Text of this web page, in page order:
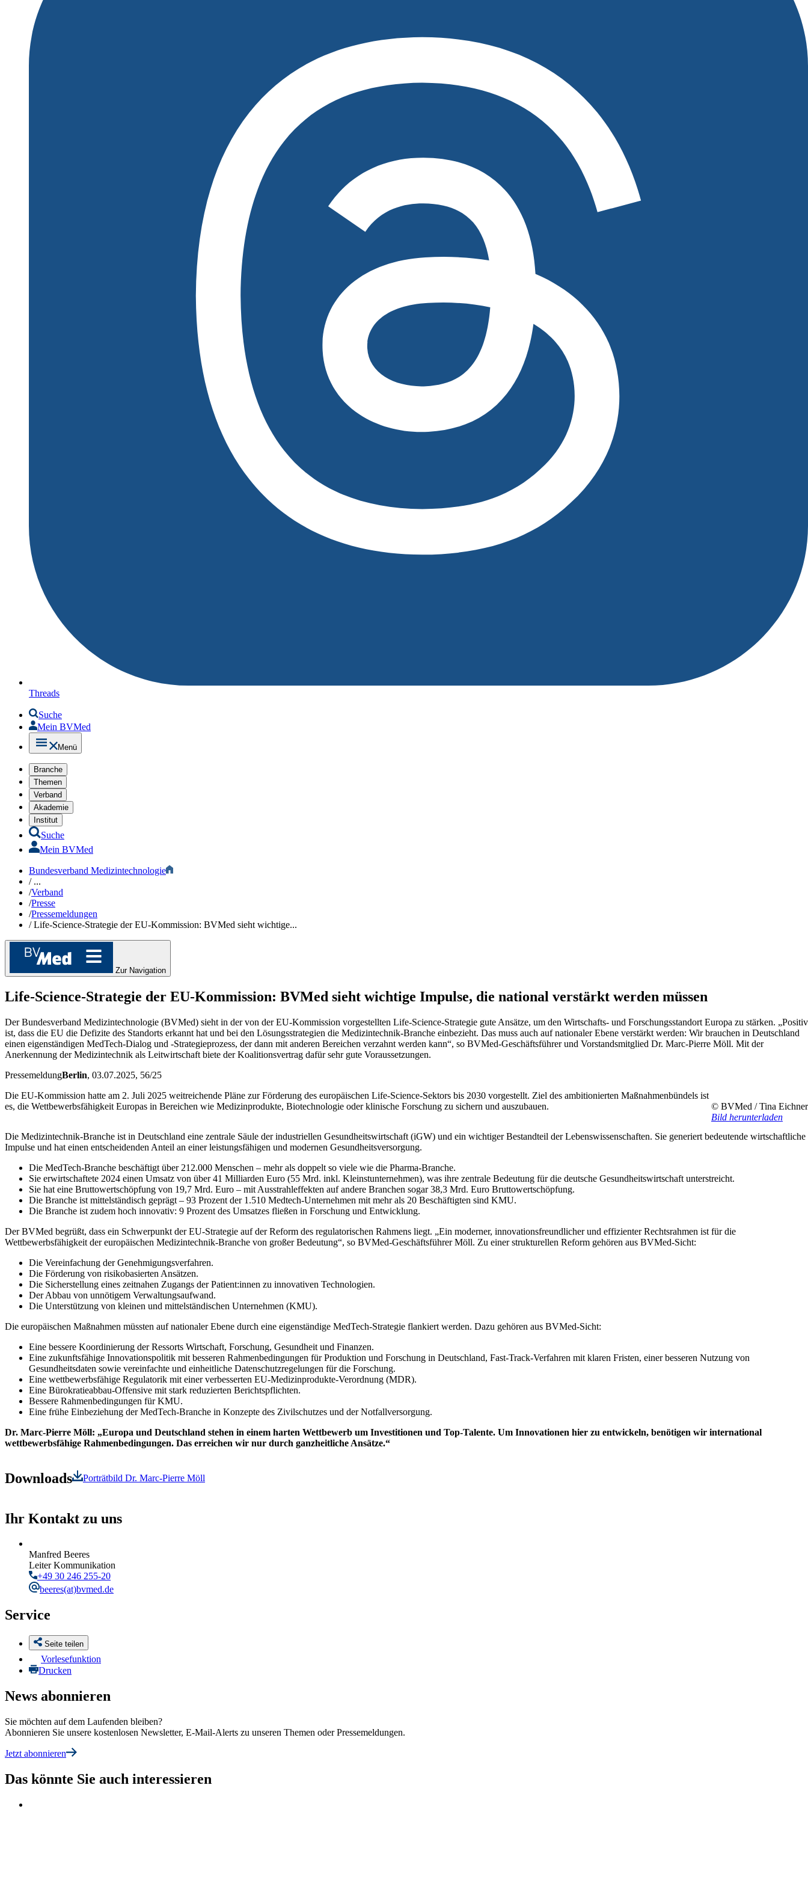
Threads
Suche
Mein BVMed
Menü
Branche
Themen
Verband
Akademie
Institut
Suche
Mein BVMed
Bundesverband Medizintechnologie
/...
/Verband
/Presse
/Pressemeldungen
/Life-Science-Strategie der EU-Kommission: BVMed sieht wichtige...
Zur Navigation
Life-Science-Strategie der EU-Kommission: BVMed sieht wichtige Impulse, die national verstärkt werden müssen
Der Bundesverband Medizintechnologie (BVMed) sieht in der von der EU-Kommission vorgestellten Life-Science-Strategie gute Ansätze, um den Wirtschafts- und Forschungsstandort Europa zu stärken. „Positiv
ist, dass die EU die Defizite des Standorts erkannt hat und bei den Lösungsstrategien die Medizintechnik-Branche einbezieht. Das muss auch auf nationaler Ebene verstärkt werden: Wir brauchen in Deutschland
einen eigenständigen MedTech-Dialog und -Strategieprozess, der dann mit anderen Bereichen verzahnt werden kann“, so BVMed-Geschäftsführer und Vorstandsmitglied Dr. Marc-Pierre Möll. Mit der
Anerkennung der Medizintechnik als Leitwirtschaft biete der Koalitionsvertrag dafür sehr gute Voraussetzungen.
PressemeldungBerlin, 03.07.2025, 56/25
© BVMed / Tina Eichner
Bild herunterladen
Die EU-Kommission hatte am 2. Juli 2025 weitreichende Pläne zur Förderung des europäischen Life-Science-Sektors bis 2030 vorgestellt. Ziel des ambitionierten Maßnahmenbündels ist
es, die Wettbewerbsfähigkeit Europas in Bereichen wie Medizinprodukte, Biotechnologie oder klinische Forschung zu sichern und auszubauen.
Die Medizintechnik-Branche ist in Deutschland eine zentrale Säule der industriellen Gesundheitswirtschaft (iGW) und ein wichtiger Bestandteil der Lebenswissenschaften. Sie generiert bedeutende wirtschaftliche
Impulse und hat einen entscheidenden Anteil an einer leistungsfähigen und modernen Gesundheitsversorgung.
Die MedTech-Branche beschäftigt über 212.000 Menschen – mehr als doppelt so viele wie die Pharma-Branche.
Sie erwirtschaftete 2024 einen Umsatz von über 41 Milliarden Euro (55 Mrd. inkl. Kleinstunternehmen), was ihre zentrale Bedeutung für die deutsche Gesundheitswirtschaft unterstreicht.
Sie hat eine Bruttowertschöpfung von 19,7 Mrd. Euro – mit Ausstrahleffekten auf andere Branchen sogar 38,3 Mrd. Euro Bruttowertschöpfung.
Die Branche ist mittelständisch geprägt – 93 Prozent der 1.510 Medtech-Unternehmen mit mehr als 20 Beschäftigten sind KMU.
Die Branche ist zudem hoch innovativ: 9 Prozent des Umsatzes fließen in Forschung und Entwicklung.
Der BVMed begrüßt, dass ein Schwerpunkt der EU-Strategie auf der Reform des regulatorischen Rahmens liegt. „Ein moderner, innovationsfreundlicher und effizienter Rechtsrahmen ist für die
Wettbewerbsfähigkeit der europäischen Medizintechnik-Branche von großer Bedeutung“, so BVMed-Geschäftsführer Möll. Zu einer strukturellen Reform gehören aus BVMed-Sicht:
Die Vereinfachung der Genehmigungsverfahren.
Die Förderung von risikobasierten Ansätzen.
Die Sicherstellung eines zeitnahen Zugangs der Patient:innen zu innovativen Technologien.
Der Abbau von unnötigem Verwaltungsaufwand.
Die Unterstützung von kleinen und mittelständischen Unternehmen (KMU).
Die europäischen Maßnahmen müssten auf nationaler Ebene durch eine eigenständige MedTech-Strategie flankiert werden. Dazu gehören aus BVMed-Sicht:
Eine bessere Koordinierung der Ressorts Wirtschaft, Forschung, Gesundheit und Finanzen.
Eine zukunftsfähige Innovationspolitik mit besseren Rahmenbedingungen für Produktion und Forschung in Deutschland, Fast-Track-Verfahren mit klaren Fristen, einer besseren Nutzung von
Gesundheitsdaten sowie vereinfachte und einheitliche Datenschutzregelungen für die Forschung.
Eine wettbewerbsfähige Regulatorik mit einer verbesserten EU-Medizinprodukte-Verordnung (MDR).
Eine Bürokratieabbau-Offensive mit stark reduzierten Berichtspflichten.
Bessere Rahmenbedingungen für KMU.
Eine frühe Einbeziehung der MedTech-Branche in Konzepte des Zivilschutzes und der Notfallversorgung.
Dr. Marc-Pierre Möll: „Europa und Deutschland stehen in einem harten Wettbewerb um Investitionen und Top-Talente. Um Innovationen hier zu entwickeln, benötigen wir international
wettbewerbsfähige Rahmenbedingungen. Das erreichen wir nur durch ganzheitliche Ansätze.“
Downloads Porträtbild Dr. Marc-Pierre Möll
Ihr Kontakt zu uns
Manfred Beeres
Leiter Kommunikation
+49 30 246 255-20
beeres(at)bvmed.de
Service
Seite teilen
Vorlesefunktion
Drucken
News abonnieren
Sie möchten auf dem Laufenden bleiben?
Abonnieren Sie unsere kostenlosen Newsletter, E-Mail-Alerts zu unseren Themen oder Pressemeldungen.
Jetzt abonnieren
Das könnte Sie auch interessieren